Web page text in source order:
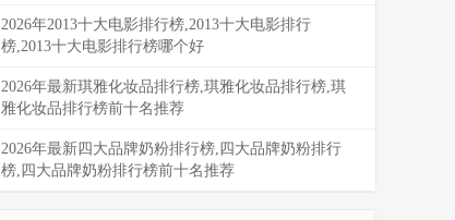
2026年2013十大电影排行榜,2013十大电影排行
榜,2013十大电影排行榜哪个好
2026年最新琪雅化妆品排行榜,琪雅化妆品排行榜,琪
雅化妆品排行榜前十名推荐
2026年最新四大品牌奶粉排行榜,四大品牌奶粉排行
榜,四大品牌奶粉排行榜前十名推荐